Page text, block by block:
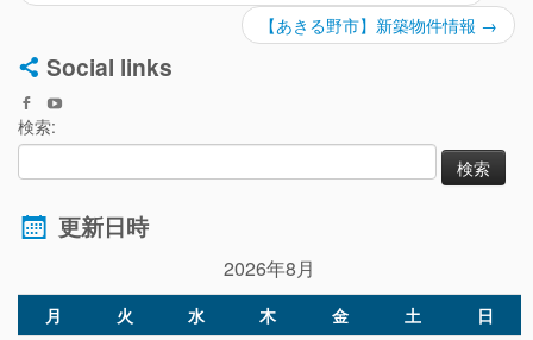
【あきる野市】新築物件情報 →
Social links
検索:
更新日時
2026年8月
月 火 水 木 金 土 日